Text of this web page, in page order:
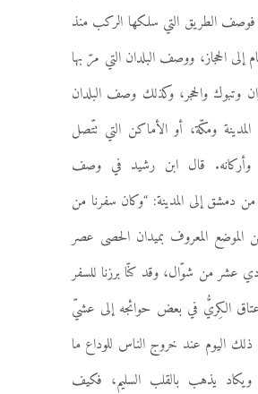
فوصف الطريق التي سلكها الركب منذ
الحجاز، ووصف البلدان التي مرّ بها
والحجر، وكذلك وصف البلدان
المدينة ومكّة، أو الأماكن التي تتّصل
وأركانه. قال ابن رشيد في وصف
دمشق إلى المدينة: “وكان سفرنا من
المعروف بميدان الحصى عصر
عشر من شوّال، وقد كنّا برزنا للسفر
الكِريُّ في بعض حوائجه إلى عشيّ
ذلك اليوم عند خروج الناس للوداع ما
ويكاد يذهب بالقلب السليم، فكيف